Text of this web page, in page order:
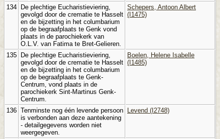
134
De plechtige Eucharistieviering,
gevolgd door de crematie te Hasselt
en de bijzetting in het columbarium
op de begraafplaats te Genk vond
plaats in de parochiekerk van
O.L.V. van Fatima te Bret-Gelieren.
Schepers, Antoon Albert
(I1475)
135
De plechtige Eucharistieviering,
gevolgd door de crematie te Hasselt
en de bijzetting in het columbarium
op de begraafplaats te Genk-
Centrum, vond plaats in de
parochiekerk Sint-Martinus Genk-
Centrum.
Boelen, Helene Isabelle
(I1485)
136 Tenminste nog één levende persoon
is verbonden aan deze aantekening
- detailgegevens worden niet
weergegeven.
Levend (I2748)